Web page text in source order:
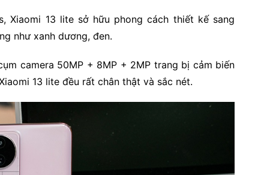
Xiaomi 13 lite sở hữu phong cách thiết kế sang
như xanh dương, đen.
camera 50MP + 8MP + 2MP trang bị cảm biến
13 lite đều rất chân thật và sắc nét.